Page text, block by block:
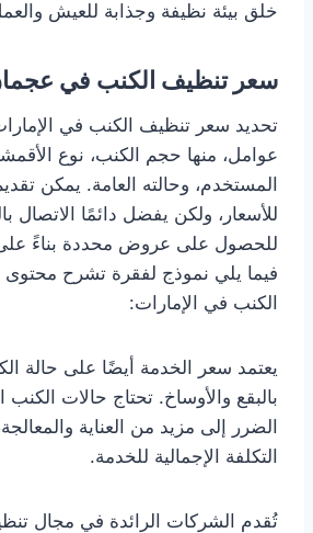
خلق بيئة نظيفة وجذابة للعيش
سعر تنظيف الكنب في
تحديد سعر تنظيف الكنب في
عوامل، منها حجم الكنب، نوع
المستخدم، وحالته العامة. يمكن
للأسعار، ولكن يفضل دائمًا الاتصال
للحصول على عروض محددة بناءً
فيما يلي نموذج لفقرة تشرح
الكنب في الإمارات:
يعتمد سعر الخدمة أيضًا على حالة
بالبقع والأوساخ. تحتاج حالات الكنب
الضرر إلى مزيد من العناية
التكلفة الإجمالية للخدمة.
تُقدم الشركات الرائدة في مجال